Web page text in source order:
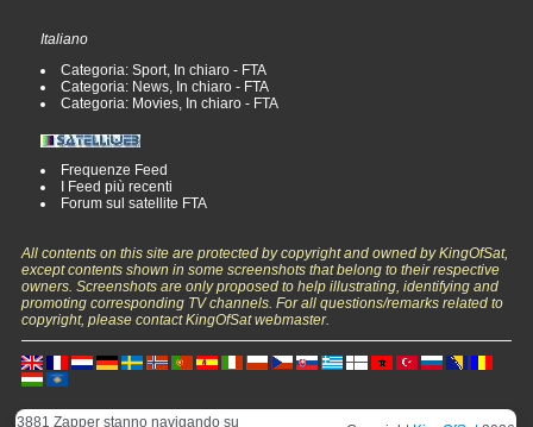
Italiano
Categoria: Sport, In chiaro - FTA
Categoria: News, In chiaro - FTA
Categoria: Movies, In chiaro - FTA
Frequenze Feed
I Feed più recenti
Forum sul satellite FTA
All contents on this site are protected by copyright and owned by KingOfSat,
except contents shown in some screenshots that belong to their respective
owners. Screenshots are only proposed to help illustrating, identifying and
promoting corresponding TV channels. For all questions/remarks related to
copyright, please contact KingOfSat webmaster.
3881 Zapper stanno navigando su